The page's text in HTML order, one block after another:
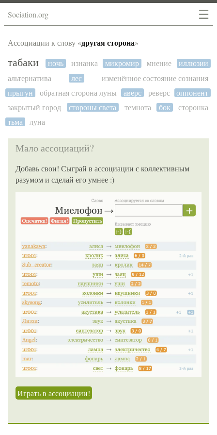
☰
Sociation.org
Ассоциации к слову «другая сторона»
табаки ночь изнанка микромир мнение
иллюзии
альтернатива
лес
изменённое состояние сознания
прыгун
обратная сторона луны аверс реверс
оппонент
закрытый город
стороны света темнота бок
сторонка
тьма
луна
Мало ассоциаций?
Добавь свои! Сыграй в ассоциации с коллективным
разумом и сделай его умнее :)
Играть в ассоциации!